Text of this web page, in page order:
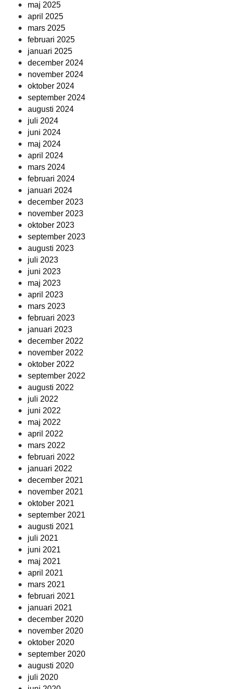
maj 2025
april 2025
mars 2025
februari 2025
januari 2025
december 2024
november 2024
oktober 2024
september 2024
augusti 2024
juli 2024
juni 2024
maj 2024
april 2024
mars 2024
februari 2024
januari 2024
december 2023
november 2023
oktober 2023
september 2023
augusti 2023
juli 2023
juni 2023
maj 2023
april 2023
mars 2023
februari 2023
januari 2023
december 2022
november 2022
oktober 2022
september 2022
augusti 2022
juli 2022
juni 2022
maj 2022
april 2022
mars 2022
februari 2022
januari 2022
december 2021
november 2021
oktober 2021
september 2021
augusti 2021
juli 2021
juni 2021
maj 2021
april 2021
mars 2021
februari 2021
januari 2021
december 2020
november 2020
oktober 2020
september 2020
augusti 2020
juli 2020